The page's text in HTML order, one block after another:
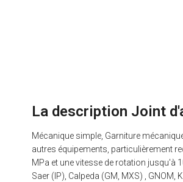
La description Joint
Mécanique simple, Garniture
autres équipements, particulièrement
MPa et une vitesse de rotation jusqu'à
Saer (IP), Calpeda (GM, MXS) ,